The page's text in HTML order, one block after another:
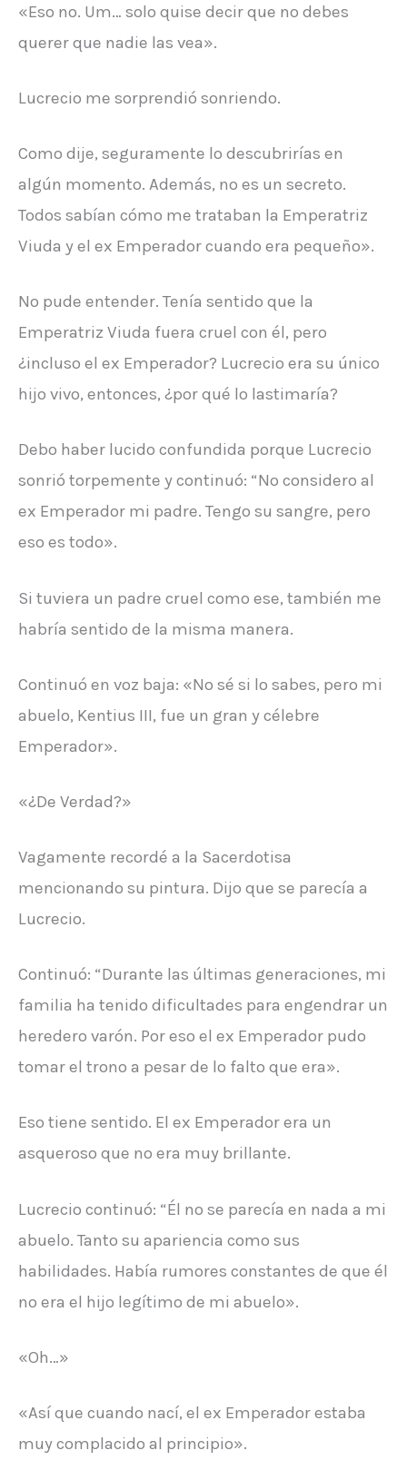
«Eso no. Um… solo quise decir que no debes
querer que nadie las vea».
Lucrecio me sorprendió sonriendo.
Como dije, seguramente lo descubrirías en
algún momento. Además, no es un secreto.
Todos sabían cómo me trataban la Emperatriz
Viuda y el ex Emperador cuando era pequeño».
No pude entender. Tenía sentido que la
Emperatriz Viuda fuera cruel con él, pero
¿incluso el ex Emperador? Lucrecio era su único
hijo vivo, entonces, ¿por qué lo lastimaría?
Debo haber lucido confundida porque Lucrecio
sonrió torpemente y continuó: “No considero al
ex Emperador mi padre. Tengo su sangre, pero
eso es todo».
Si tuviera un padre cruel como ese, también me
habría sentido de la misma manera.
Continuó en voz baja: «No sé si lo sabes, pero mi
abuelo, Kentius III, fue un gran y célebre
Emperador».
«¿De Verdad?»
Vagamente recordé a la Sacerdotisa
mencionando su pintura. Dijo que se parecía a
Lucrecio.
Continuó: “Durante las últimas generaciones, mi
familia ha tenido dificultades para engendrar un
heredero varón. Por eso el ex Emperador pudo
tomar el trono a pesar de lo falto que era».
Eso tiene sentido. El ex Emperador era un
asqueroso que no era muy brillante.
Lucrecio continuó: “Él no se parecía en nada a mi
abuelo. Tanto su apariencia como sus
habilidades. Había rumores constantes de que él
no era el hijo legítimo de mi abuelo».
«Oh…»
«Así que cuando nací, el ex Emperador estaba
muy complacido al principio».